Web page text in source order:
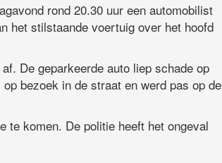
rond 20.30 uur een automobilist
het stilstaande voertuig over het hoofd
De geparkeerde auto liep schade op
bezoek in de straat en werd pas op de
te komen. De politie heeft het ongeval